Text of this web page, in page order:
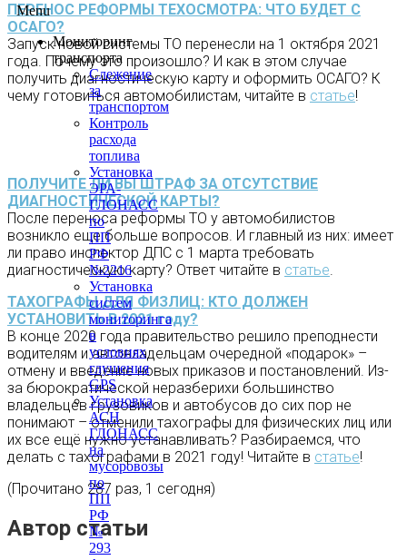
Menu
Мониторинг
транспорта
Слежение
за
транспортом
Контроль
расхода
топлива
Установка
ЭРА-
ГЛОНАСС
по
ПП
РФ
№2216
Установка
систем
мониторинга
в
условиях
глушения
GPS
Установка
АСН
ГЛОНАСС
на
мусоровозы
по
ПП
РФ
№
293
ПЕРЕНОС РЕФОРМЫ ТЕХОСМОТРА: ЧТО БУДЕТ С
ОСАГО?
Запуск новой системы ТО перенесли на 1 октября 2021
года. Почему это произошло? И как в этом случае
получить диагностическую карту и оформить ОСАГО? К
чему готовиться автомобилистам, читайте в статье!
ПОЛУЧИТЕ ЛИ ВЫ ШТРАФ ЗА ОТСУТСТВИЕ
ДИАГНОСТИЧЕСКОЙ КАРТЫ?
После переноса реформы ТО у автомобилистов
возникло еще больше вопросов. И главный из них: имеет
ли право инспектор ДПС с 1 марта требовать
диагностическую карту? Ответ читайте в статье.
ТАХОГРАФЫ ДЛЯ ФИЗЛИЦ: КТО ДОЛЖЕН
УСТАНОВИТЬ В 2021 году?
В конце 2020 года правительство решило преподнести
водителям и автовладельцам очередной «подарок» –
отмену и введение новых приказов и постановлений. Из-
за бюрократической неразберихи большинство
владельцев грузовиков и автобусов до сих пор не
понимают – отменили тахографы для физических лиц или
их все ещё нужно устанавливать? Разбираемся, что
делать с тахографами в 2021 году! Читайте в статье!
(Прочитано 287 раз, 1 сегодня)
Автор статьи